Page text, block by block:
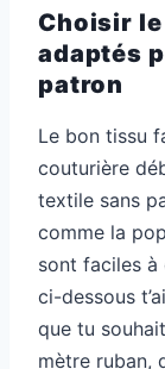
Choisir
adaptés
patron
Le bon tissu
couturière
textile sans
comme la
sont faciles à
ci-dessous
que tu
mètre ruban,